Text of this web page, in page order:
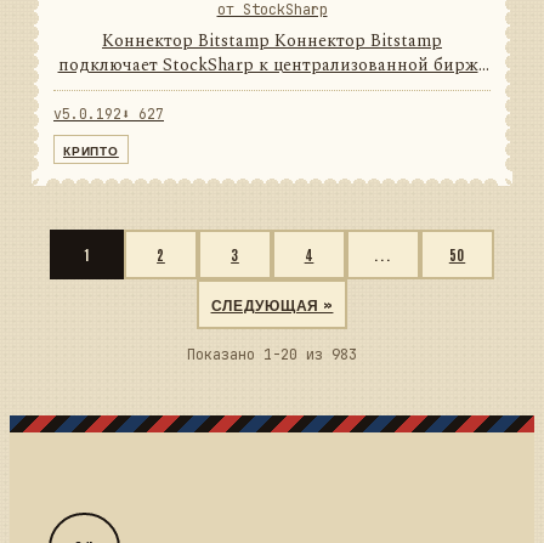
от StockSharp
Коннектор Bitstamp Коннектор Bitstamp
подключает StockSharp к централизованной бирже
цифровых активов. Он переводит данные и
операции провайдера в единую модель сообщений
v5.0.192 ⬇ 627
КРИПТО
1 2 3 4 50
СЛЕДУЮЩАЯ »
Показано 1-20 из 983